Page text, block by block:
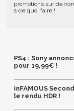
promotions sur de
a de quoi faire !
PS4 : Sony
pour 19,99€ !
inFAMOUS
le rendu HDR !